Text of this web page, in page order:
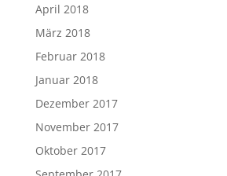
April 2018
März 2018
Februar 2018
Januar 2018
Dezember 2017
November 2017
Oktober 2017